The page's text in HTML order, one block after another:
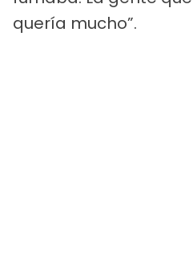
quería mucho”.